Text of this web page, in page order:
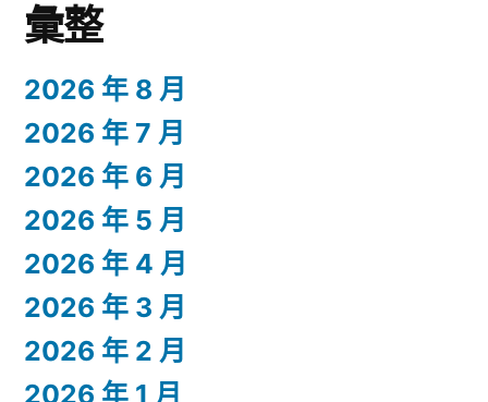
彙整
2026 年 8 月
2026 年 7 月
2026 年 6 月
2026 年 5 月
2026 年 4 月
2026 年 3 月
2026 年 2 月
2026 年 1 月